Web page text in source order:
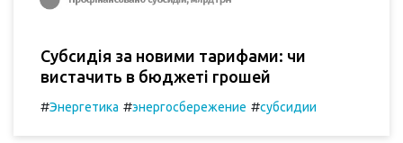
Субсидія за новими тарифами: чи
вистачить в бюджеті грошей
#Энергетика #энергосбережение #субсидии